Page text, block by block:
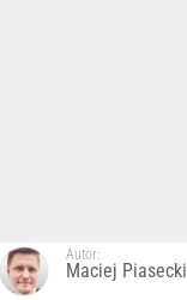
Autor:
Maciej Piasecki